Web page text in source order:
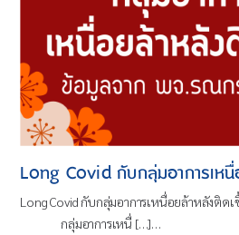
Long Covid กับกลุ่มอาการเห
Long Covid กับกลุ่มอาการเหนื่อยล้าหลังติด
กลุ่มอาการเหนื่ […]…